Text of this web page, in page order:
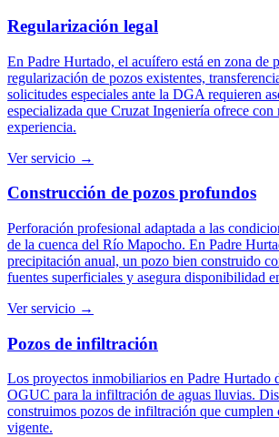
Regularización legal
En Padre Hurtado, el acuífero está en zona de
regularización de pozos existentes,
solicitudes especiales ante la DGA requieren
especializada que Cruzat Ingeniería ofrece con
experiencia.
Ver servicio →
Construcción de pozos profundos
Perforación profesional adaptada a las
de la cuenca del Río Mapocho. En Padre
precipitación anual, un pozo bien construido
fuentes superficiales y asegura disponibilidad
Ver servicio →
Pozos de infiltración
Los proyectos inmobiliarios en Padre Hurtado
OGUC para la infiltración de aguas lluvias.
construimos pozos de infiltración que cumplen
vigente.